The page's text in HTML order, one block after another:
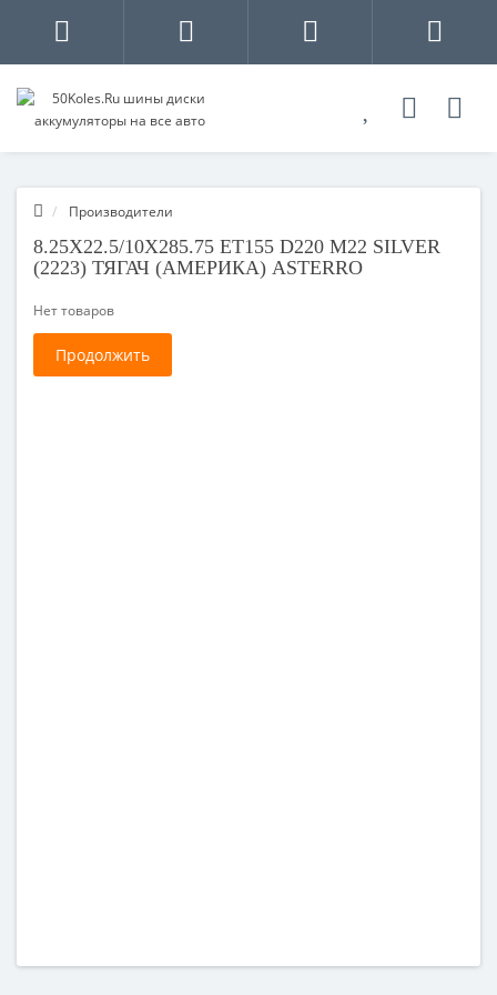
Производители
8.25X22.5/10X285.75 ET155 D220 M22 SILVER
(2223) ТЯГАЧ (АМЕРИКА) ASTERRO
Нет товаров
Продолжить